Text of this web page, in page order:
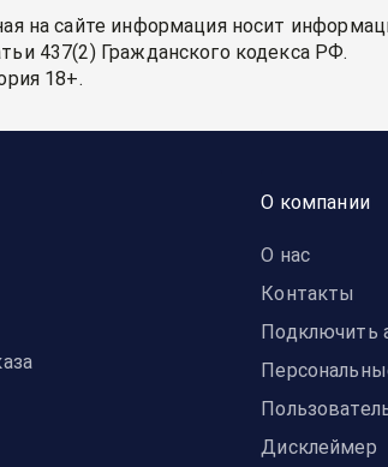
на сайте информация носит
437(2) Гражданского кодекса РФ.
18+.
О компании
О нас
Контакты
Подключить
Дисклеймер